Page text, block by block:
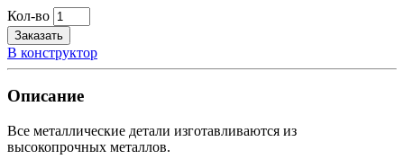
Кол-во
Заказать
В конструктор
Описание
Все металлические детали изготавливаются из
высокопрочных металлов.